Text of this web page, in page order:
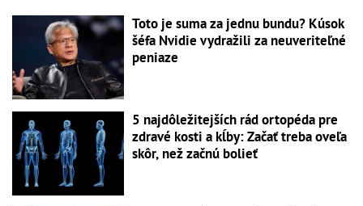
Toto je suma za jednu bundu? Kúsok
šéfa Nvidie vydražili za neuveriteľné
peniaze
5 najdôležitejších rád ortopéda pre
zdravé kosti a kĺby: Začať treba oveľa
skôr, než začnú bolieť